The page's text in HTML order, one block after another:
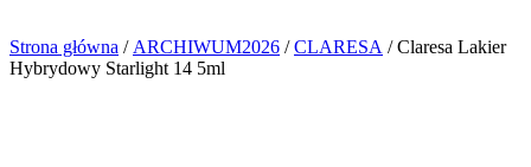
Strona główna / ARCHIWUM2026 /CLARESA / Claresa Lakier
Hybrydowy Starlight 14 5ml